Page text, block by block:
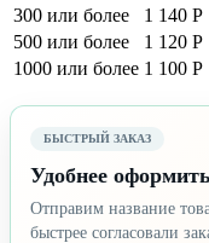
300 или более
1 140 Р
500 или более
1 120 Р
1000 или более 1 100 Р
БЫСТРЫЙ ЗАКАЗ
Удобнее
Отправим название
быстрее согласовали